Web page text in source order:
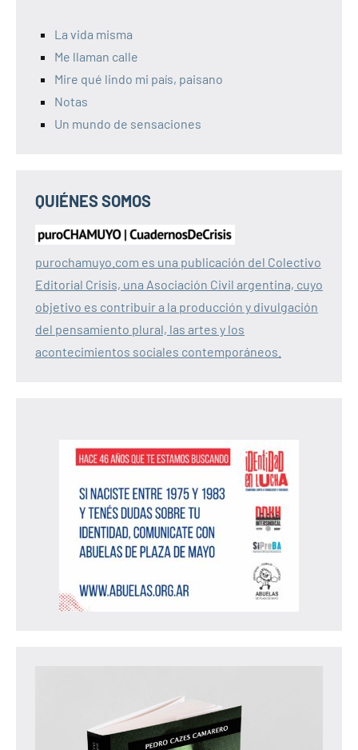
La vida misma
Me llaman calle
Mire qué lindo mi país, paisano
Notas
Un mundo de sensaciones
QUIÉNES SOMOS
purochamuyo.com es una publicación del Colectivo
Editorial Crisis, una Asociación Civil argentina, cuyo
objetivo es contribuir a la producción y divulgación
del pensamiento plural, las artes y los
acontecimientos sociales contemporáneos.